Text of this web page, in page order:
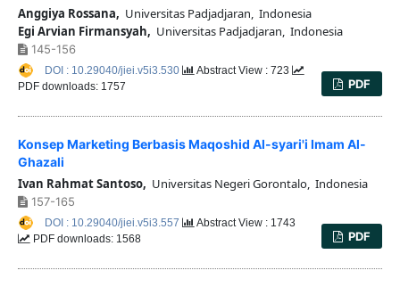
Anggiya Rossana, Universitas Padjadjaran, Indonesia
Egi Arvian Firmansyah, Universitas Padjadjaran, Indonesia
145-156
PDF
DOI : 10.29040/jiei.v5i3.530
Abstract View : 723
PDF downloads: 1757
Konsep Marketing Berbasis Maqoshid Al-syari'i Imam Al-
Ghazali
Ivan Rahmat Santoso, Universitas Negeri Gorontalo, Indonesia
157-165
PDF
DOI : 10.29040/jiei.v5i3.557
Abstract View : 1743
PDF downloads: 1568